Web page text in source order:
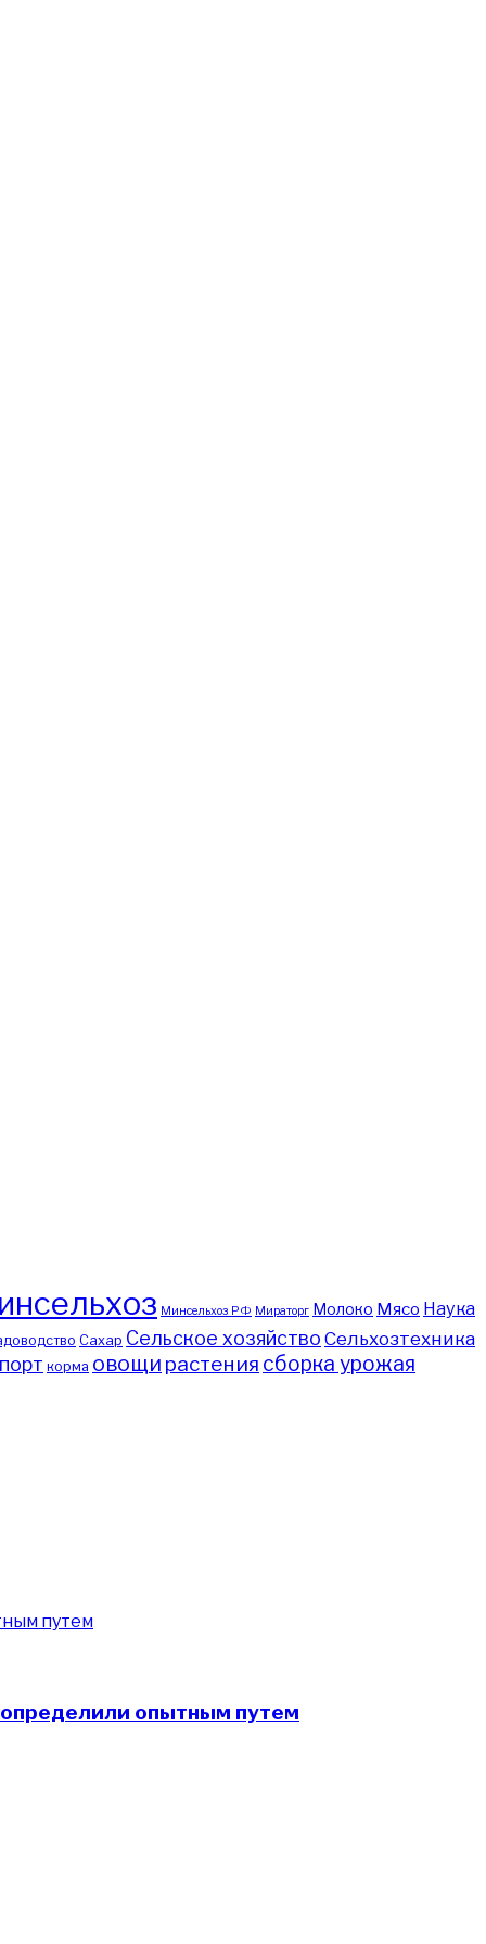
Минсельхоз РФ Мираторг Молоко Мясо Наука
Сахар Сельское хозяйство Сельхозтехника
корма овощи растения сборка урожая
опытным путем